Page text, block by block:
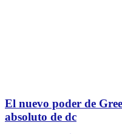
El nuevo poder de
absoluto de dc